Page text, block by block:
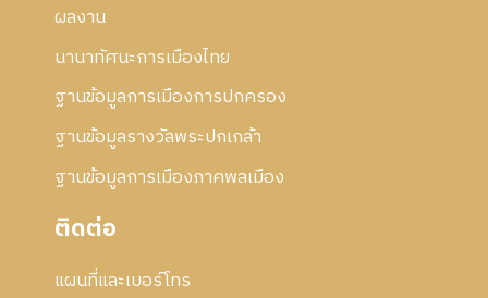
ผลงาน
นานาทัศนะการเมืองไทย
ฐานข้อมูลการเมืองการปกครอง
ฐานข้อมูลรางวัลพระปกเกล้า
ฐานข้อมูลการเมืองภาคพลเมือง
ติดต่อ
แผนที่และเบอร์โทร